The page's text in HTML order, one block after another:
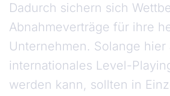
Dadurch sichern sich
Abnahmeverträge für ihre
Unternehmen. Solange hier
internationales Level-
werden kann, sollten in